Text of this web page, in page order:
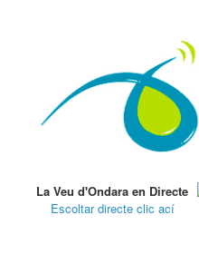
La Veu d'Ondara en Directe
Escoltar directe clic ací